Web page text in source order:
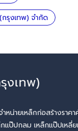
งเทพ) จำกัด
เทพ)
หน่ายเหล็กก่อสร้างราค
แป๊ปกลม เหล็กแป๊ปเหลี่